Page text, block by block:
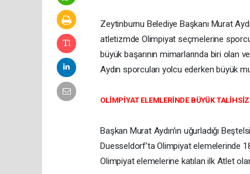
Zeytinburnu Belediye Başkanı Murat
atletizmde Olimpiyat seçmelerine
büyük başarının mimarlarında biri olan
Aydın sporcuları yolcu ederken büyük
OLİMPİYAT ELEMLERİNDE BÜYÜK
Başkan Murat Aydın’ın uğurladığı
Duesseldorf’ta Olimpiyat elemelerinde
Olimpiyat elemelerine katılan ilk Atlet